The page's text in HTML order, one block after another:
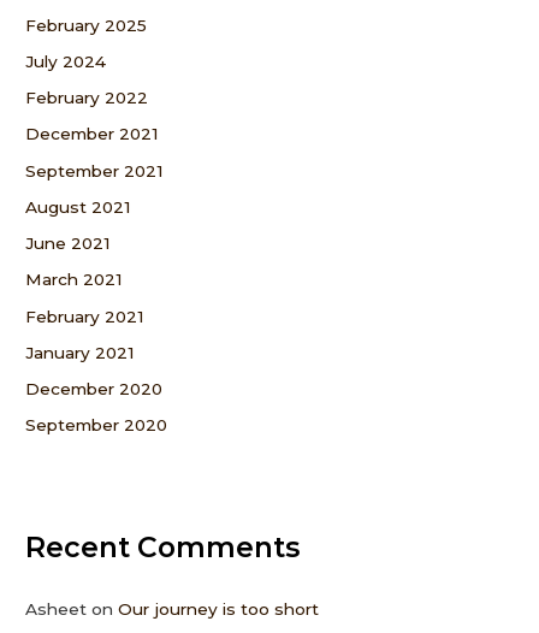
February 2025
July 2024
February 2022
December 2021
September 2021
August 2021
June 2021
March 2021
February 2021
January 2021
December 2020
September 2020
Recent Comments
Asheet onOur journey is too short